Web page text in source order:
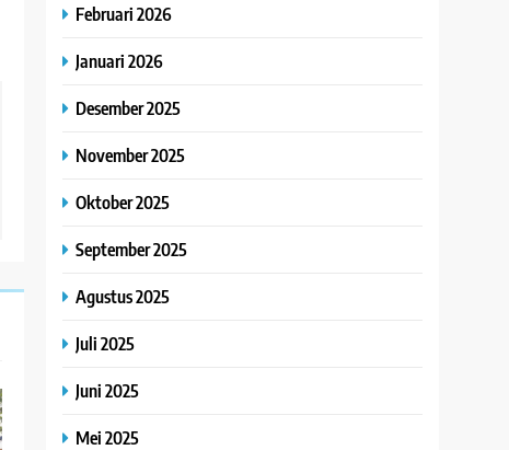
Februari 2026
Januari 2026
Desember 2025
November 2025
Oktober 2025
September 2025
Agustus 2025
Juli 2025
Juni 2025
Mei 2025